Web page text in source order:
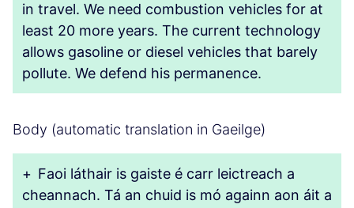
in travel. We need combustion vehicles for at
least 20 more years. The current technology
allows gasoline or diesel vehicles that barely
pollute. We defend his permanence.
Body (automatic translation in Gaeilge)
+ Faoi láthair is gaiste é carr leictreach a
cheannach. Tá an chuid is mó againn aon áit a